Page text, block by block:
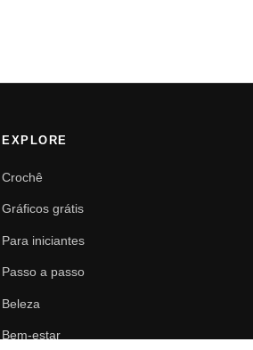
EXPLORE
Crochê
Gráficos grátis
Para iniciantes
Passo a passo
Beleza
Bem-estar